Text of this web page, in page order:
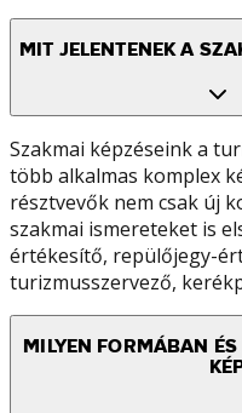
MIT JELENTENEK A
Szakmai képzéseink a
több alkalmas komplex
résztvevők nem csak új
szakmai ismereteket is
értékesítő, repülőjegy-
turizmusszervező,
MILYEN FORMÁBAN